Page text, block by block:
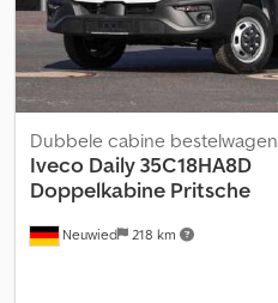
Neuwied 218 km
Dubbele cabine bestelwagen
Iveco Daily 35C18HA8D
Doppelkabine Pritsche